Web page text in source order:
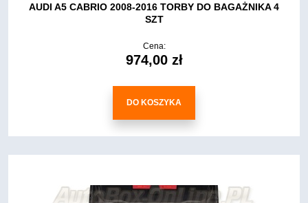
AUDI A5 CABRIO 2008-2016 TORBY DO BAGAŻNIKA 4
SZT
Cena:
974,00 zł
DO KOSZYKA